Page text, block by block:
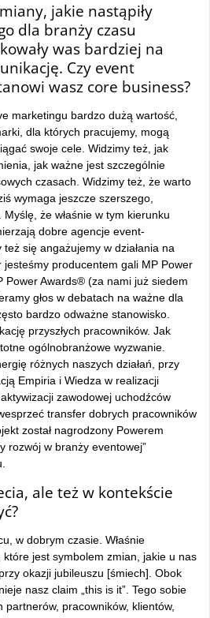
jakie nastąpiły
dla branży czasu
was bardziej na
Czy event
wasz core business?
marketingu bardzo dużą wartość,
dla których pracujemy, mogą
swoje cele. Widzimy też, jak
jak ważne jest szczególnie
czasach. Widzimy też, że warto
wymaga jeszcze szerszego,
że właśnie w tym kierunku
dobre agencje event-
się angażujemy w działania na
producentem gali MP Power
Power Awards® (za nami już siedem
głos w debatach na ważne dla
bardzo odważne stanowisko.
przyszłych pracowników. Jak
ogólnobranżowe wyzwanie.
różnych naszych działań, przy
Empiria i Wiedza w realizacji
zawodowej uchodźców
transfer dobrych pracowników
został nagrodzony Powerem
rozwój w branży eventowej”
ale też w kontekście
w dobrym czasie. Właśnie
jest symbolem zmian, jakie u nas
przy okazji jubileuszu [śmiech]. Obok
nasz claim „this is it”. Tego sobie
partnerów, pracowników, klientów,